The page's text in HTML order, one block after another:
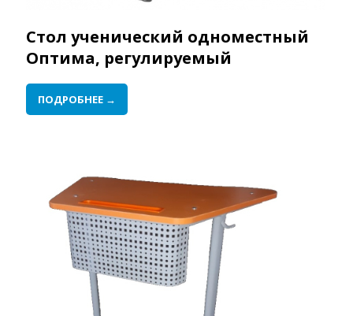
Стол ученический одноместный
Оптима, регулируемый
ПОДРОБНЕЕ →